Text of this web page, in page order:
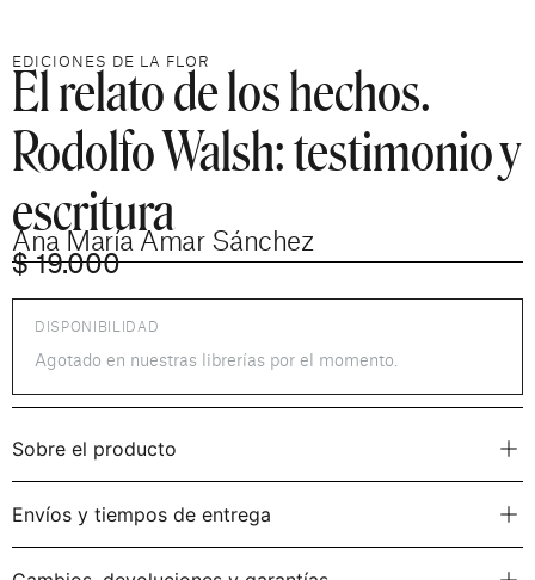
EDICIONES DE LA FLOR
El relato de los hechos.
Rodolfo Walsh: testimonio y
escritura
Ana María Amar Sánchez
$19.000
DISPONIBILIDAD
Agotado en nuestras librerías por el momento.
Sobre el producto
Envíos y tiempos de entrega